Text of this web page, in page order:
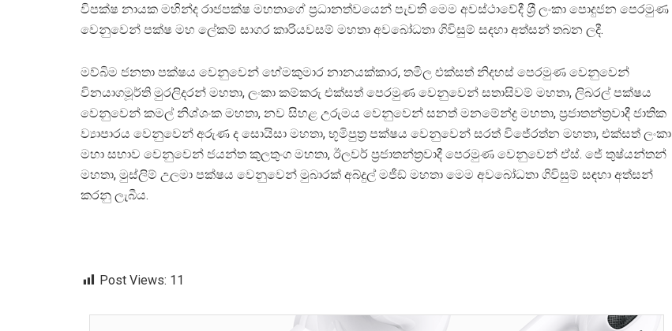
විපක්ෂ නායක මහින්ද රාජපක්ෂ මහතාගේ ප‍්‍රධානත්වයෙන් පැවති මෙම අවස්ථාවේදී ශ‍්‍රී ලංකා පොදුජන පෙරමුණ
වෙනුවෙන් පක්ෂ මහ ලේකම් සාගර කාරියවසම් මහතා අවබෝධතා ගිවිසුම් සදහා අත්සන් තබන ලදී.
මව්බිම ජනතා පක්ෂය වෙනුවෙන් හේමකුමාර නානයක්කාර, තමිල එක්සත් නිදහස් පෙරමුණ වෙනුවෙන්
විනයාගමූර්ති මුරලිදරන් මහතා, ලංකා කම්කරු එක්සත් පෙරමුණ වෙනුවෙන් සතාසිවම් මහතා, ලිබරල් පක්ෂය
වෙනුවෙන් කමල් නිශ්ශංක මහතා, නව සිහළ උරුමය වෙනුවෙන් සනත් මනමේන්ද්‍ර මහතා, ප‍්‍රජාතන්ත‍්‍රවාදී ජාතික
ව්‍යාපාරය වෙනුවෙන් අරුණ ද සොයිසා මහතා, භූමිපුත‍්‍ර පක්ෂය වෙනුවෙන් සරත් විජේරත්න මහතා, එක්සත් ලංකා
මහා සභාව වෙනුවෙන් ජයන්ත කුලතුංග මහතා, ඊලවර් ප‍්‍රජාතන්ත‍්‍රවාදී පෙරමුණ වෙනුවෙන් ඒස්. ජේ තුෂ්යන්තන්
මහතා, මුස්ලිම් උලමා පක්ෂය වෙනුවෙන් මුබාරක් අබ්දුල් මජීඞ් මහතා මෙම අවබෝධතා ගිවිසුම් සඳහා අත්සන්
කරනු ලැබීය.
Post Views: 11